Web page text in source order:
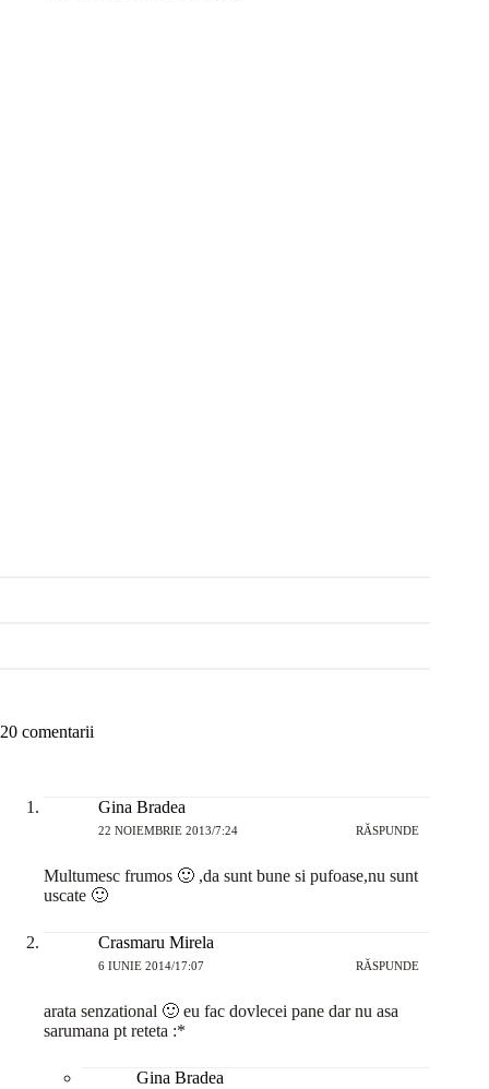
20 comentarii
Gina Bradea
22 NOIEMBRIE 2013/7:24 RĂSPUNDE
Multumesc frumos 🙂 ,da sunt bune si pufoase,nu sunt
uscate 🙂
Crasmaru Mirela
6 IUNIE 2014/17:07 RĂSPUNDE
arata senzational 🙂 eu fac dovlecei pane dar nu asa
sarumana pt reteta :*
Gina Bradea